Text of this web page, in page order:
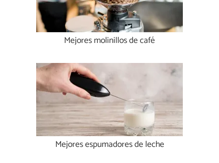
Mejores molinillos de café
Mejores espumadores de leche